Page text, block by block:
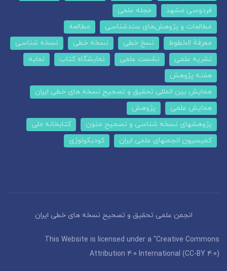
فردوسی مشهد
مجله علمی
مطالعات و پژوهش‌های سندشناسی
مطالعه
معرفة الخطوط
نسخ خطی نسخه خطی
نسخه شناسی
نشریه علمی
نشست علمی نمایشگاه کتاب
نمایه
هفته پژوهش
همایش بین المللی تحقیق و تصحیح نسخه های خطی ایران
همایش علمی
پژوهش
پژوهشهای نسخه شناسی و تصحیح متون
کتابخانه ملی
کمیسیون انجمنهای علمی ایران
کودیکولوژی
انجمن علمی تحقیق و تصحیح نسخه های خطی ایران
This Website is licensed under a "Creative Commons
Attribution 4.0 International (CC-BY 4.0)